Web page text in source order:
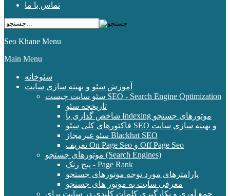
تماس با ما
Seo Khane Menu
Main Menu
سئوخانه
آموزش سئو و بهینه سازی سایت
سئو سایت چیست SEO - Search Engine Optimization
تاریخچه سئو
شاخص گذاری یا Indexing موتورهای جستجو
فاکتورهای کلی سئو SEO و بهینه سازی سایت
سئو غیرمجاز Blackhat SEO
تعریف On Page Seo و Off Page Seo
موتورهای جستجو (Search Engines)
پیج رنک - Page Rank
پارامترهای مورد توجه موتورهای جستجو
معرفی سایت به موتور های جستجو
جمع آوری و بکارگیری کلمات کلیدی در سایت برای